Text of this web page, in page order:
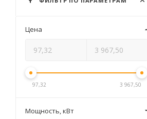
Цена
97,32 3 967,50
Мощность, кВт